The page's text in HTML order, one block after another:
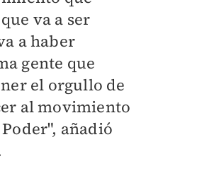
va a ser
a haber
gente que
el orgullo de
al movimiento
añadió